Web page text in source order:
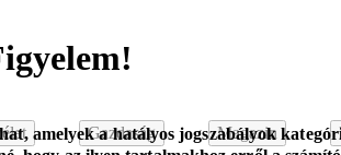
amelyek a hatályos jogszabályok
Gazdaság Magazin